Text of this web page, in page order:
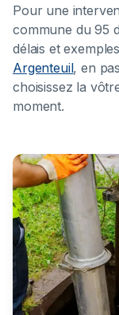
Pour une
commune du 95
délais et
Argenteuil, en
choisissez la
moment.